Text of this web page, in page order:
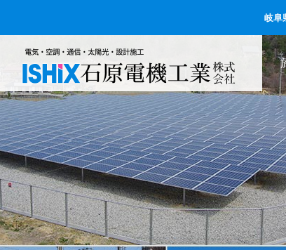
岐阜
BUSINESS
事業内容
ご挨拶